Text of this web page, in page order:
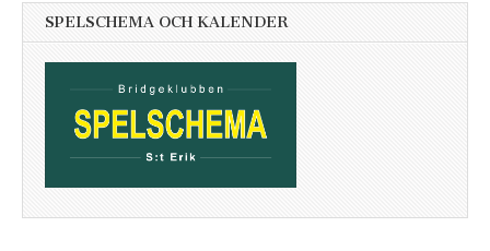
SPELSCHEMA OCH KALENDER